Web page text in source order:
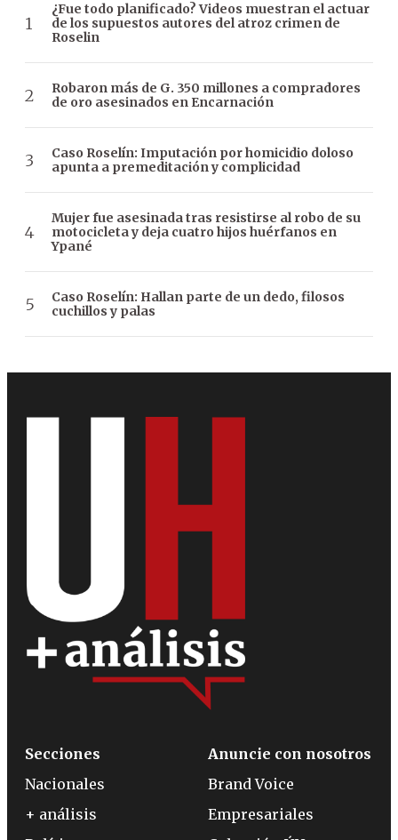
¿Fue todo planificado? Videos muestran el actuar
de los supuestos autores del atroz crimen de
Roselin
Robaron más de G. 350 millones a compradores
de oro asesinados en Encarnación
Caso Roselín: Imputación por homicidio doloso
apunta a premeditación y complicidad
Mujer fue asesinada tras resistirse al robo de su
motocicleta y deja cuatro hijos huérfanos en
Ypané
Caso Roselín: Hallan parte de un dedo, filosos
cuchillos y palas
Secciones
Nacionales
+ análisis
Anuncie con nosotros
Brand Voice
Empresariales